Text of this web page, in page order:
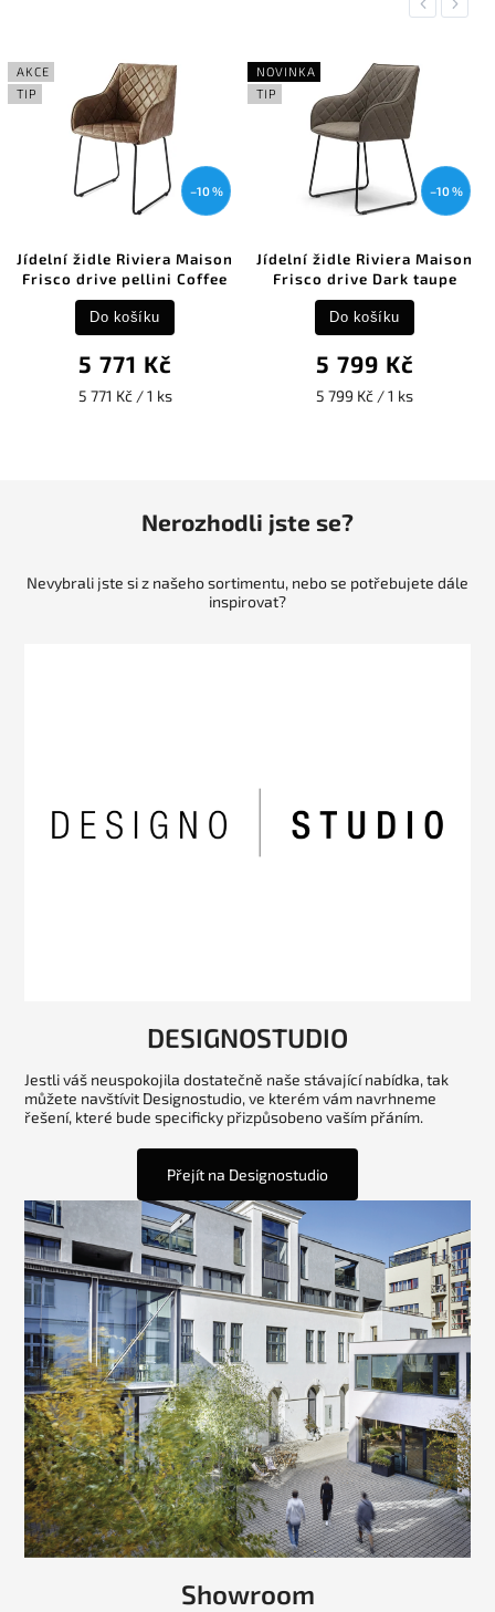
Previous
AKCE
TIP
–10 %
Jídelní židle Riviera Maison
Frisco drive pellini Coffee
5 771 Kč
5 771 Kč / 1 ks
Do košíku
NOVINKA
TIP
–10 %
Jídelní židle Riviera Maison
Frisco drive Dark taupe
5 799 Kč
5 799 Kč / 1 ks
Do košíku
Next
Nerozhodli jste se?
Nevybrali jste si z našeho sortimentu, nebo se potřebujete dále
inspirovat?
DESIGNOSTUDIO
Jestli váš neuspokojila dostatečně naše stávající nabídka, tak
můžete navštívit Designostudio, ve kterém vám navrhneme
řešení, které bude specificky přizpůsobeno vaším přáním.
Přejít na Designostudio
Showroom